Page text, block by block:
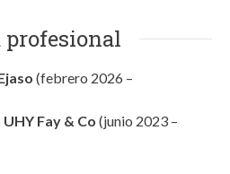
(febrero 2026 –
Fay & Co (junio 2023 –